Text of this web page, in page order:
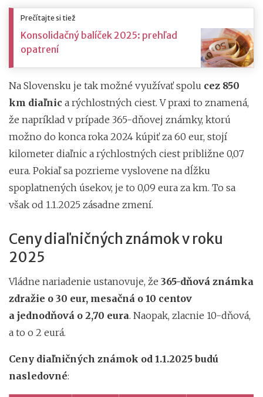
Prečítajte si tiež
Konsolidačný balíček 2025: prehľad
opatrení
Na Slovensku je tak možné využívať spolu cez 850
km diaľnic a rýchlostných ciest. V praxi to znamená,
že napríklad v prípade 365-dňovej známky, ktorú
možno do konca roka 2024 kúpiť za 60 eur, stojí
kilometer diaľnic a rýchlostných ciest približne 0,07
eura. Pokiaľ sa pozrieme vyslovene na dĺžku
spoplatnených úsekov, je to 0,09 eura za km. To sa
však od 1.1.2025 zásadne zmení.
Ceny diaľničných známok v roku
2025
Vládne nariadenie ustanovuje, že 365-dňová známka
zdražie o 30 eur, mesačná o 10 centov
a jednodňová o 2,70 eura. Naopak, zlacnie 10-dňová,
a to o 2 eurá.
Ceny diaľničných známok od 1.1.2025 budú
nasledovné: